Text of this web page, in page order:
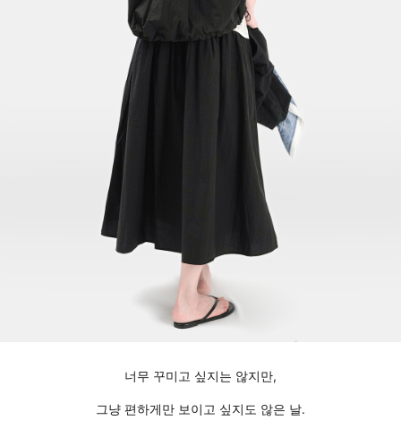
너무 꾸미고 싶지는 않지만,
그냥 편하게만 보이고 싶지도 않은 날.